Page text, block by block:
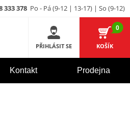
333 378 Po - Pá (9-12 | 13-17) | So (9-12)
PŘIHLÁSIT SE
0
KOŠÍK
Kontakt Prodejna